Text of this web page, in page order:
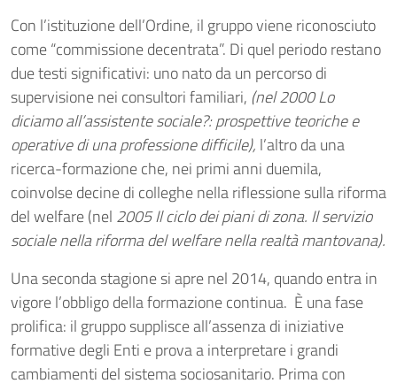
Con l’istituzione dell’Ordine, il gruppo viene riconosciuto
come “commissione decentrata”. Di quel periodo restano
due testi significativi: uno nato da un percorso di
supervisione nei consultori familiari, (nel 2000 Lo
diciamo all’assistente sociale?: prospettive teoriche e
operative di una professione difficile), l’altro da una
ricerca-formazione che, nei primi anni duemila,
coinvolse decine di colleghe nella riflessione sulla riforma
del welfare (nel 2005 Il ciclo dei piani di zona. Il servizio
sociale nella riforma del welfare nella realtà mantovana).
Una seconda stagione si apre nel 2014, quando entra in
vigore l’obbligo della formazione continua. È una fase
prolifica: il gruppo supplisce all’assenza di iniziative
formative degli Enti e prova a interpretare i grandi
cambiamenti del sistema sociosanitario. Prima con